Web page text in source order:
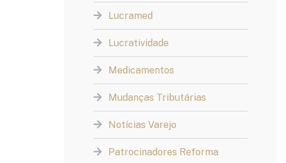
Lucramed
Lucratividade
Medicamentos
Mudanças Tributárias
Notícias Varejo
Patrocinadores Reforma